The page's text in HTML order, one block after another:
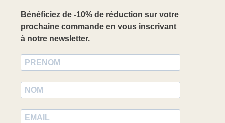
Bénéficiez de -10% de réduction sur votre
prochaine commande en vous inscrivant
à notre newsletter.